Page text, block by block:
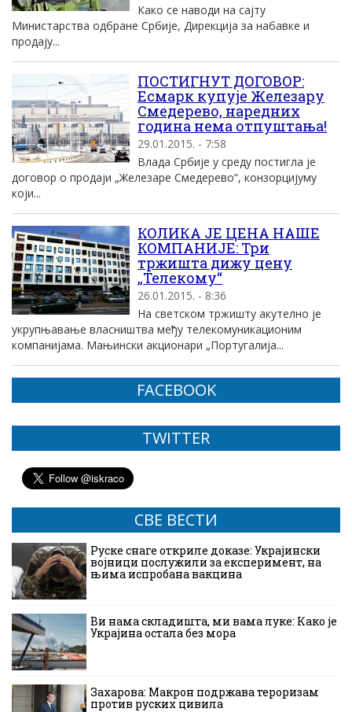
Како се наводи на сајту
Министарства одбране Србије, Дирекција за набавке и
продају...
ПОСТИГНУТ ДОГОВОР:
Есмарк купује Железару
Смедерево, наредних
година нема отпуштања!
29.01.2015. - 7:58
Влада Србије у среду постигла је
договор о продаји „Железаре Смедерево“, конзорцијуму
који...
КОЛИКА ЈЕ ЦЕНА НАШЕ
КОМПАНИЈЕ: Три
тржишта дижу цену
„Телекому“
26.01.2015. - 8:36
На светском тржишту акутелно је
укрупњавање власништва међу телекомуникационим
компанијама. Мањински акционари „Португалија...
FACEBOOK
TWITTER
СВЕ ВЕСТИ
Руске снаге откриле доказе: Украјински
војници послужили за експеримент, на
њима испробана вакцина
Ви нама складишта, ми вама луке: Како је
Украјина остала без мора
Захарова: Макрон подржава тероризам
против руских цивила